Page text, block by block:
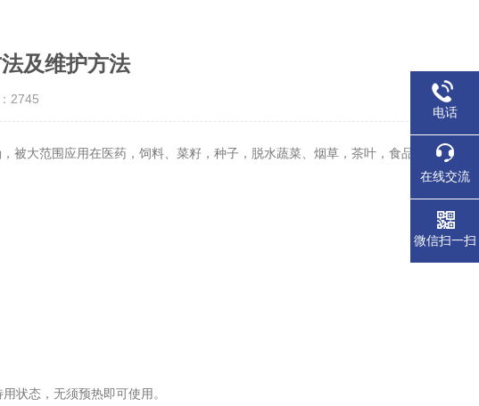
及维护方法
2745
大范围应用在医药，饲料、菜籽，种子，脱水蔬菜、烟草，茶叶，食品、肉类、
状态，无须预热即可使用。
电话
在线交流
微信扫一扫